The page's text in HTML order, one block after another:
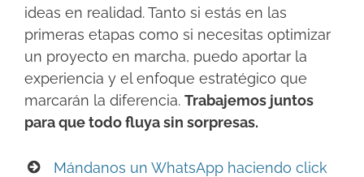
ideas en realidad. Tanto si estás en las
primeras etapas como si necesitas optimizar
un proyecto en marcha, puedo aportar la
experiencia y el enfoque estratégico que
marcarán la diferencia. Trabajemos juntos
para que todo fluya sin sorpresas.
Mándanos un WhatsApp haciendo click